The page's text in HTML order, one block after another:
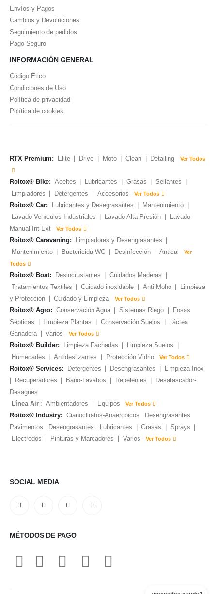
Envíos y Pagos
Cambios y Devoluciones
Seguimiento de pedidos
Pago Seguro
INFORMACIÓN GENERAL
Código Ético
Condiciones de Uso
Política de privacidad
Política de cookies
RTX Premium: Elite Drive Moto Clean Detailing Ver Todos
Roitox® Bike: Aceites Lubricantes Grasas Sellantes
Limpiadores
Detergentes Accesorios Ver Todos
Roitox® Car: Lubricantes y Desegrasantes Mantenimiento
Lavado Vehículos Industriales
Lavado Alta Presión
Lavado
Manual Int-Ext
Ver Todos
Roitox® Caravaning: Limpiadores y Desengrasantes
Mantenimiento
Bactericida-WC Desinfección Antical
Ver
Todos
Roitox® Boat: Desincrustantes Cuidados Maderas
Tratamientos Textiles
Cuidado inoxidable Anti Moho
Limpieza
y Protección
Cuidado y Limpieza Ver Todos
Roitox® Agro: Conservación Agua Sistemas Riego
Fosas
Sépticas
Limpieza Plantas Conservación Suelos
Láctea
Ganadera
Varios Ver Todos
Roitox® Builder: Limpieza Fachadas Limpieza Suelos
Humedades
Antideslizantes Protección Vidrio Ver Todos
Roitox® Services: Detergentes Desengrasantes
Limpieza Inox
Recuperadores Baño-Lavabos Repelentes
Desatascador-
Desagües
Línea Air : Ambientadores Equipos Ver Todos
Roitox® Industry: Cianocliratos-Anaerobicos
Desengrasantes
Pavimentos
Desengrasantes Lubricantes Grasas Sprays
Electrodos
Pinturas y Marcadores Varios Ver Todos
SOCIAL MEDIA
MÉTODOS DE PAGO